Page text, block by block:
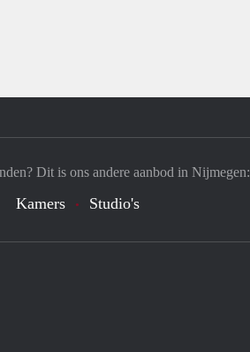
Dit is ons andere aanbod in Nijmegen:
Kamers Studio's